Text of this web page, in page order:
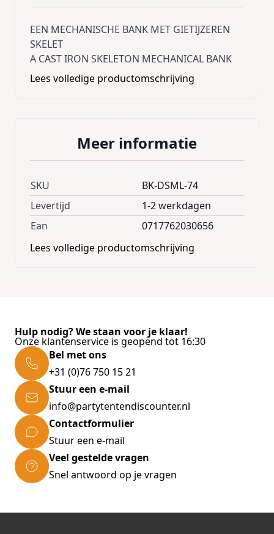
EEN MECHANISCHE BANK MET GIETIJZEREN
SKELET
A CAST IRON SKELETON MECHANICAL BANK
Lees volledige productomschrijving
Meer informatie
SKU
BK-DSML-74
Levertijd
1-2 werkdagen
Ean
0717762030656
Lees volledige productomschrijving
Hulp nodig? We staan voor je klaar!
Onze klantenservice is geopend tot 16:30
Bel met ons
+31 (0)76 750 15 21
Stuur een e-mail
info@partytentendiscounter.nl
Contactformulier
Stuur een e-mail
Veel gestelde vragen
Snel antwoord op je vragen